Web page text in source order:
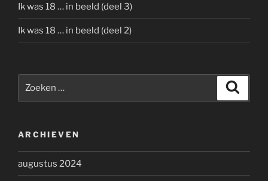
Ik was 18 … in beeld (deel 3)
Ik was 18 … in beeld (deel 2)
ARCHIEVEN
augustus 2024